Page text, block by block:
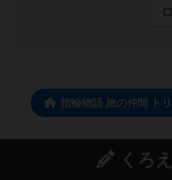
指輪物語 旅の仲間 ト
くろ